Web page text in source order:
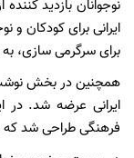
نوجوانان بازدید
ایرانی برای کودکان و
برای سرگرمی سازی،
ایرانی عرضه شد. در
فرهنگی طراحی شد که